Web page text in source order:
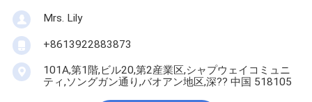
Mrs. Lily
+8613922883873
101A,第1階,ビル20,第2産業区,シャプウェイコミュニ
ティ,ソングガン通り,バオアン地区,深?? 中国 518105